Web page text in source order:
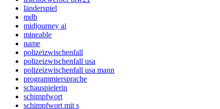
länderspiel
mdb
midjourney ai
mineable
name
polizeizwischenfall
polizeizwischenfall usa
polizeizwischenfall usa mann
programmiersprache
schauspielerin
schimpfwort
schimpfwort mit s